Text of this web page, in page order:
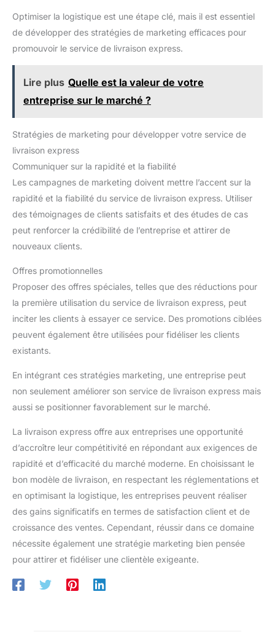
Optimiser la logistique est une étape clé, mais il est essentiel
de développer des stratégies de marketing efficaces pour
promouvoir le service de livraison express.
Lire plus Quelle est la valeur de votre
entreprise sur le marché ?
Stratégies de marketing pour développer votre service de
livraison express
Communiquer sur la rapidité et la fiabilité
Les campagnes de marketing doivent mettre l’accent sur la
rapidité et la fiabilité du service de livraison express. Utiliser
des témoignages de clients satisfaits et des études de cas
peut renforcer la crédibilité de l’entreprise et attirer de
nouveaux clients.
Offres promotionnelles
Proposer des offres spéciales, telles que des réductions pour
la première utilisation du service de livraison express, peut
inciter les clients à essayer ce service. Des promotions ciblées
peuvent également être utilisées pour fidéliser les clients
existants.
En intégrant ces stratégies marketing, une entreprise peut
non seulement améliorer son service de livraison express mais
aussi se positionner favorablement sur le marché.
La livraison express offre aux entreprises une opportunité
d’accroître leur compétitivité en répondant aux exigences de
rapidité et d’efficacité du marché moderne. En choisissant le
bon modèle de livraison, en respectant les réglementations et
en optimisant la logistique, les entreprises peuvent réaliser
des gains significatifs en termes de satisfaction client et de
croissance des ventes. Cependant, réussir dans ce domaine
nécessite également une stratégie marketing bien pensée
pour attirer et fidéliser une clientèle exigeante.